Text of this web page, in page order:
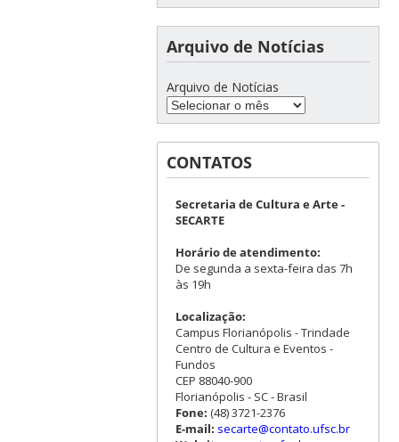
Arquivo de Notícias
Arquivo de Notícias
CONTATOS
Secretaria de Cultura e Arte -
SECARTE
Horário de atendimento:
De segunda a sexta-feira das 7h
às 19h
Localização:
Campus Florianópolis - Trindade
Centro de Cultura e Eventos -
Fundos
CEP 88040-900
Florianópolis - SC - Brasil
Fone: (48) 3721-2376
E-mail: secarte@contato.ufsc.br